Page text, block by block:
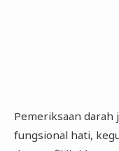
Pemeriksaan
fungsional hati,